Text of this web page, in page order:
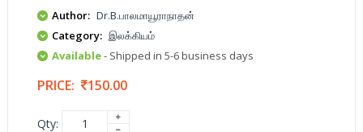
Author: Dr.B.பாலமாயூராநாதன்
Category: இலக்கியம்
Available- Shipped in 5-6 business days
PRICE: 150.00
Qty: